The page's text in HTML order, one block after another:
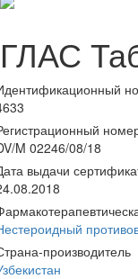
ГЛАС
M 02246/08/18
выдачи
производитель